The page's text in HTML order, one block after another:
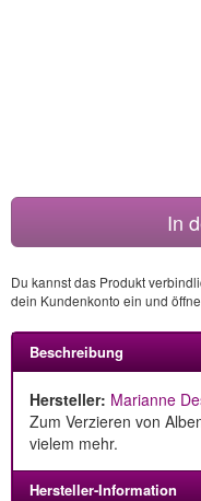
In
Du kannst das Produkt
dein Kundenkonto ein und
Beschreibung
Hersteller: Marianne
Zum Verzieren von
vielem mehr.
Hersteller-Information